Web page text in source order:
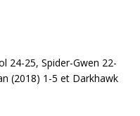
24-25, Spider-Gwen 22-
(2018) 1-5 et Darkhawk